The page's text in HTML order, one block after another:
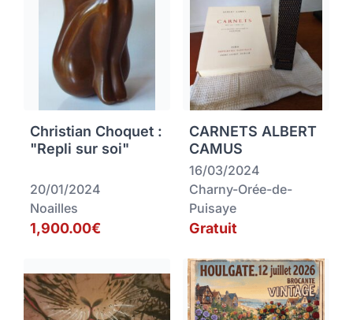
Christian Choquet :
"Repli sur soi"
20/01/2024
Noailles
1,900.00€
CARNETS ALBERT
CAMUS
16/03/2024
Charny-Orée-de-
Puisaye
Gratuit